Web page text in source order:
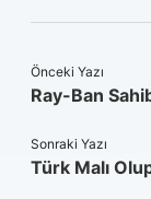
Önceki Yazı
Ray-Ban
Sonraki Yazı
Türk Malı